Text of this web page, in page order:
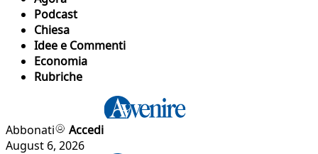
Podcast
Chiesa
Idee e Commenti
Economia
Rubriche
Abbonati
Accedi
August 6, 2026